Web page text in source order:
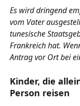
Es wird dringend
vom Vater
tunesische
Frankreich hat.
Antrag vor Ort bei
Kinder, die
Person reisen